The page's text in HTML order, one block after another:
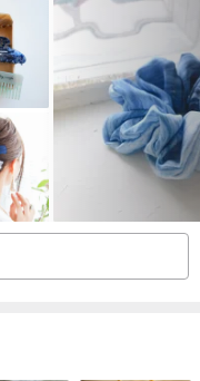
會有不同效果哦！
請備註~將為您另行製作